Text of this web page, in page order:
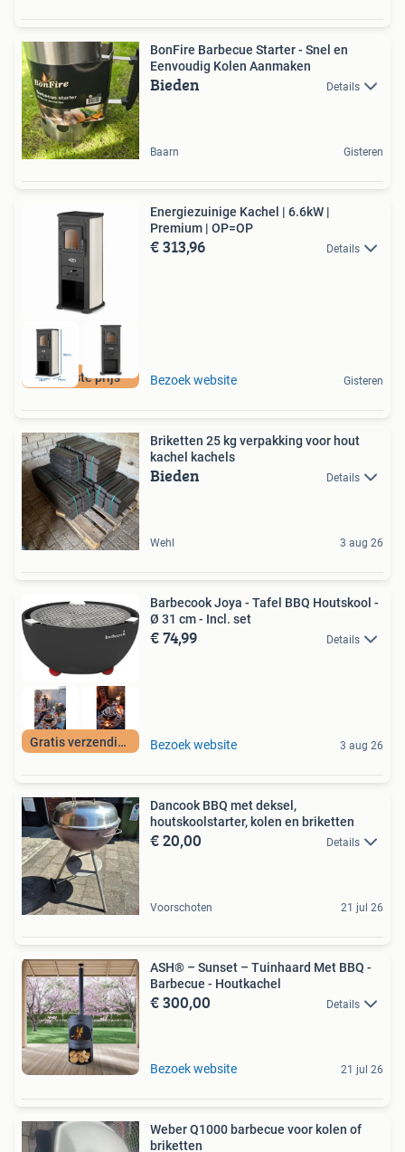
BonFire Barbecue Starter - Snel en
Eenvoudig Kolen Aanmaken
Bieden Details
Baarn Gisteren
De beste prijs
Energiezuinige Kachel | 6.6kW |
Premium | OP=OP
€ 313,96 Details
Bezoek website Gisteren
Briketten 25 kg verpakking voor hout
kachel kachels
Bieden Details
Wehl 3 aug 26
Gratis verzending
Barbecook Joya - Tafel BBQ Houtskool -
Ø 31 cm - Incl. set
€ 74,99 Details
Bezoek website 3 aug 26
Dancook BBQ met deksel,
houtskoolstarter, kolen en briketten
€ 20,00 Details
Voorschoten 21 jul 26
ASH® – Sunset – Tuinhaard Met BBQ -
Barbecue - Houtkachel
€ 300,00 Details
Bezoek website 21 jul 26
Weber Q1000 barbecue voor kolen of
briketten